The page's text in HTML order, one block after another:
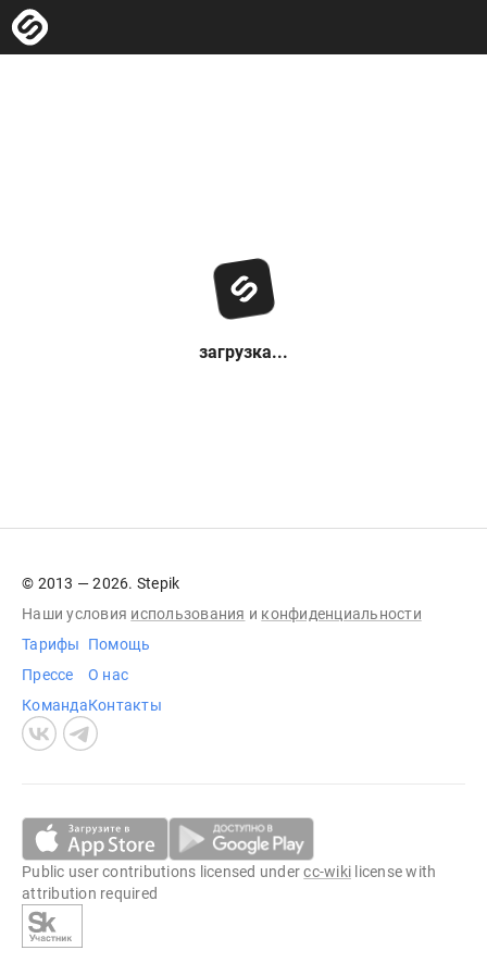
загрузка...
© 2013 — 2026. Stepik
Наши условия использования и конфиденциальности
Тарифы
Прессе
Команда
Помощь
О нас
Контакты
Public user contributions licensed undercc-wiki license with
attribution required